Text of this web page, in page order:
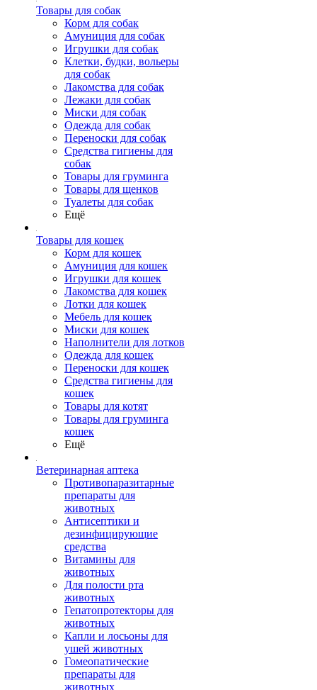
Товары для собак
Корм для собак
Амуниция для собак
Игрушки для собак
Клетки, будки, вольеры
для собак
Лакомства для собак
Лежаки для собак
Миски для собак
Одежда для собак
Переноски для собак
Средства гигиены для
собак
Товары для груминга
Товары для щенков
Туалеты для собак
Ещё
Товары для кошек
Корм для кошек
Амуниция для кошек
Игрушки для кошек
Лакомства для кошек
Лотки для кошек
Мебель для кошек
Миски для кошек
Наполнители для лотков
Одежда для кошек
Переноски для кошек
Средства гигиены для
кошек
Товары для котят
Товары для груминга
кошек
Ещё
Ветеринарная аптека
Противопаразитарные
препараты для
животных
Антисептики и
дезинфицирующие
средства
Витамины для
животных
Для полости рта
животных
Гепатопротекторы для
животных
Капли и лосьоны для
ушей животных
Гомеопатические
препараты для
животных